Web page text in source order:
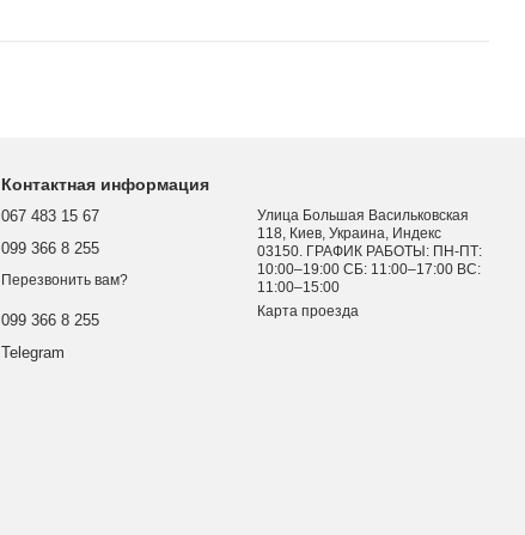
Контактная информация
067 483 15 67
099 366 8 255
Перезвонить вам?
099 366 8 255
Telegram
Улица Большая Васильковская
118, Киев, Украина, Индекс
03150. ГРАФИК РАБОТЫ: ПН-ПТ:
10:00–19:00 СБ: 11:00–17:00 ВС:
11:00–15:00
Карта проезда